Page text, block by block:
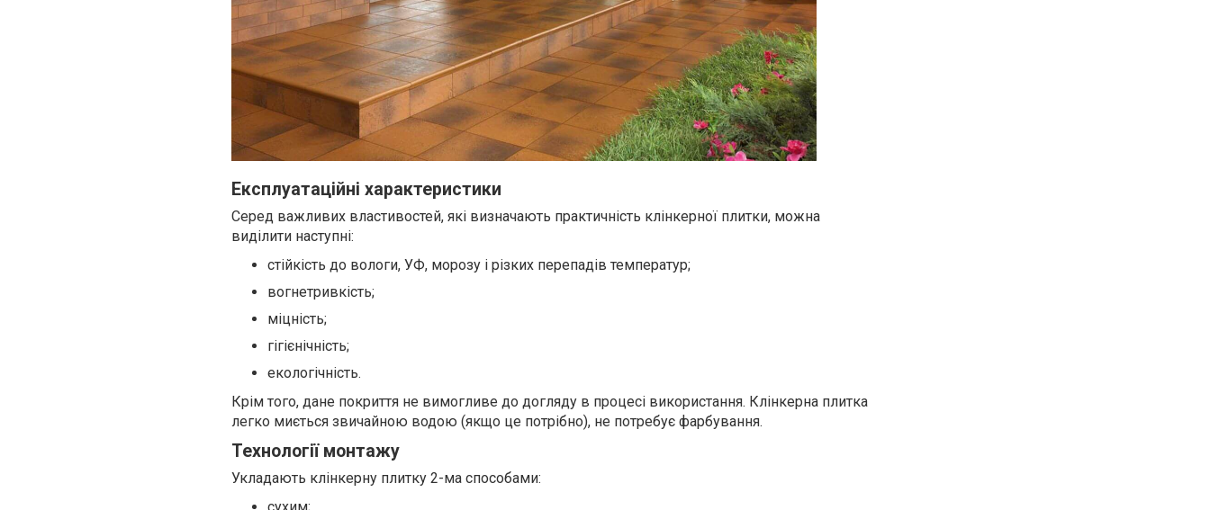
Експлуатаційні характеристики
Серед важливих властивостей, які визначають практичність клінкерної плитки, можна
виділити наступні:
стійкість до вологи, УФ, морозу і різких перепадів температур;
вогнетривкість;
міцність;
гігієнічність;
екологічність.
Крім того, дане покриття не вимогливе до догляду в процесі використання. Клінкерна плитка
легко миється звичайною водою (якщо це потрібно), не потребує фарбування.
Технології монтажу
Укладають клінкерну плитку 2-ма способами: